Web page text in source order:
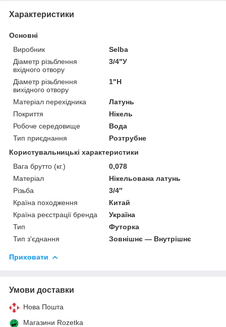
Характеристики
Основні
Виробник
Selba
Діаметр різьблення
вхідного отвору
3/4"У
Діаметр різьблення
вихідного отвору
1"Н
Матеріал перехідника
Латунь
Покриття
Нікель
Робоче середовище
Вода
Тип приєднання
Розтрубне
Користувальницькі характеристики
Вага брутто (кг.)
0,078
Матеріал
Нікельована латунь
Різьба
3/4″
Країна походження
Китай
Країна реєстрації бренда
Україна
Тип
Футорка
Тип з'єднання
Зовнішнє — Внутрішнє
Приховати
Умови доставки
Нова Пошта
Магазини Rozetka